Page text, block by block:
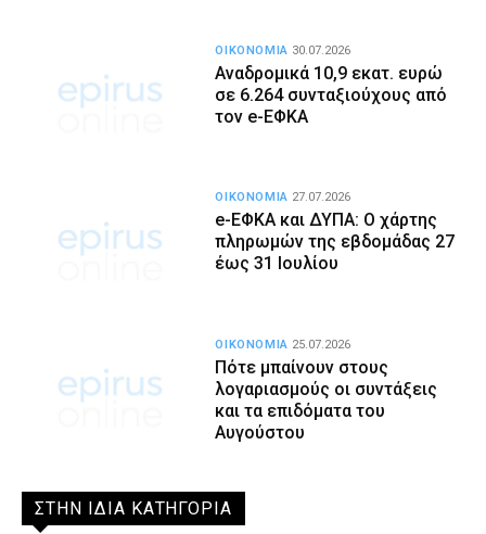
Αναδρομικά 10,9 εκατ. ευρώ
σε 6.264 συνταξιούχους από
τον e-ΕΦΚΑ
ΟΙΚΟΝΟΜΙΑ 30.07.2026
e-ΕΦΚΑ και ΔΥΠΑ: Ο χάρτης
πληρωμών της εβδομάδας 27
έως 31 Ιουλίου
ΟΙΚΟΝΟΜΙΑ 27.07.2026
Πότε μπαίνουν στους
λογαριασμούς οι συντάξεις
και τα επιδόματα του
Αυγούστου
ΟΙΚΟΝΟΜΙΑ 25.07.2026
ΣΤΗΝ ΙΔΙΑ ΚΑΤΗΓΟΡΙΑ